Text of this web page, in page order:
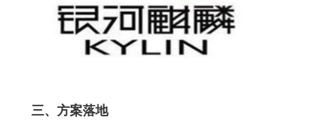
三、方案落地